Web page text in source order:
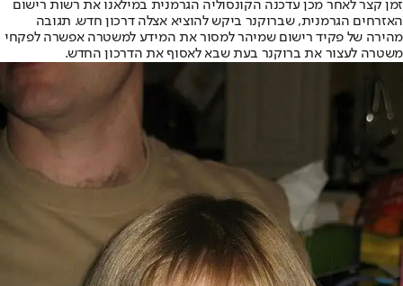
זמן קצר לאחר מכן עדכנה הקונסוליה הגרמנית במילאנו את רשות רישום
האזרחים הגרמנית, שברוקנר ביקש להוציא אצלה דרכון חדש. תגובה
מהירה של פקיד רישום שמיהר למסור את המידע למשטרה אפשרה לפקחי
משטרה לעצור את ברוקנר בעת שבא לאסוף את הדרכון החדש.